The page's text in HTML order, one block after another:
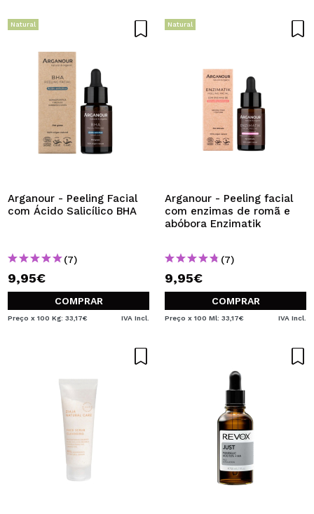
Natural
Arganour - Peeling Facial
com Ácido Salicílico BHA
(7)
9,95€
COMPRAR
Preço x 100 Kg: 33,17€ IVA Incl.
Natural
Arganour - Peeling facial
com enzimas de romã e
abóbora Enzimatik
(7)
9,95€
COMPRAR
Preço x 100 Ml: 33,17€ IVA Incl.